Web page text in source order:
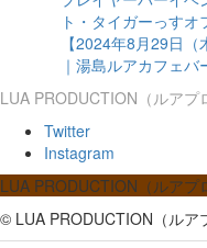
ト・タイガーっすオ
【2024年8月29日（
｜湯島ルアカフェバ
LUA PRODUCTION（ルアプ
Twitter
Instagram
LUA PRODUCTION（ルアプ
© LUA PRODUCTION（ルア